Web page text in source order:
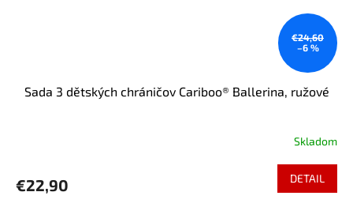
€24,60
–6 %
Sada 3 dětských chráničov Cariboo® Ballerina, ružové
Skladom
€22,90 DETAIL